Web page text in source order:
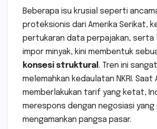
Beberapa isu krusial seperti
proteksionis dari Amerika Serikat,
pertukaran data perpajakan, serta
impor minyak, kini membentuk
konsesi struktural . Tren ini
melemahkan kedaulatan NKRI. Saat
memberlakukan tarif yang ketat,
merespons dengan negosiasi yang
mengamankan pangsa pasar.